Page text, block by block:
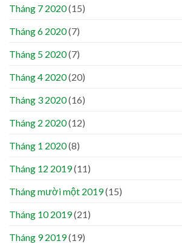
Tháng 7 2020(15)
Tháng 6 2020(7)
Tháng 5 2020(7)
Tháng 4 2020(20)
Tháng 3 2020(16)
Tháng 2 2020(12)
Tháng 1 2020(8)
Tháng 12 2019(11)
Tháng mười một 2019(15)
Tháng 10 2019(21)
Tháng 9 2019(19)